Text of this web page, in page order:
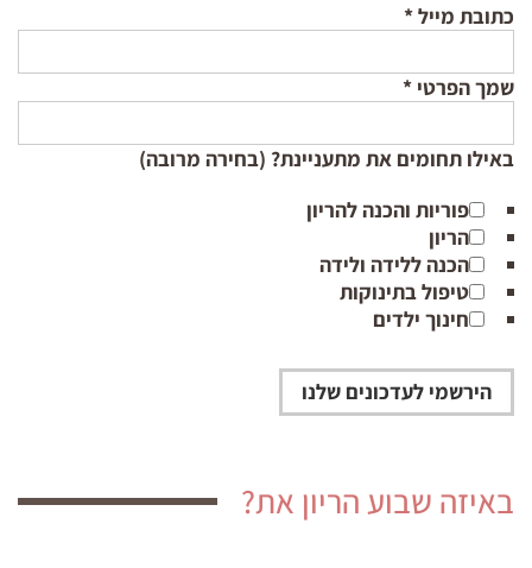
כתובת מייל*
שמך הפרטי *
באילו תחומים את מתעניינת? (בחירה מרובה)
פוריות והכנה להריון
הריון
הכנה ללידה ולידה
טיפול בתינוקות
חינוך ילדים
באיזה שבוע הריון את?